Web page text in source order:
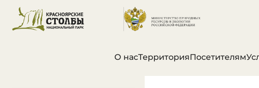
О насТерриторияПосетителям